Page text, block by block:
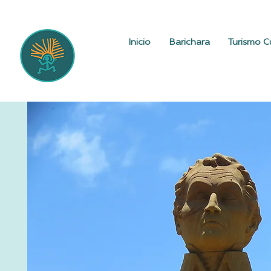
Inicio Barichara Turismo